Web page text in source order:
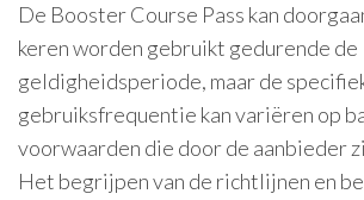
De Booster Course Pass kan
keren worden gebruikt gedurende de
geldigheidsperiode, maar de
gebruiksfrequentie kan variëren op
voorwaarden die door de aanbieder
Het begrijpen van de richtlijnen en